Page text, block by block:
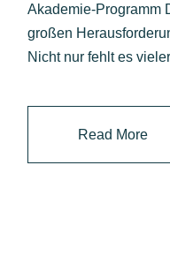
Akademie-Programm
großen
Nicht nur fehlt es vieler
Read More